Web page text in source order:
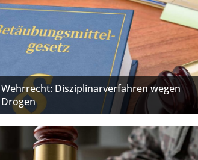
Wehrrecht: Disziplinarverfahren wegen
Drogen